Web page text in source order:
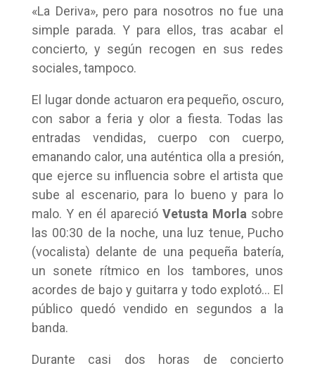
«La Deriva», pero para nosotros no fue una
simple parada. Y para ellos, tras acabar el
concierto, y según recogen en sus redes
sociales, tampoco.
El lugar donde actuaron era pequeño, oscuro,
con sabor a feria y olor a fiesta. Todas las
entradas vendidas, cuerpo con cuerpo,
emanando calor, una auténtica olla a presión,
que ejerce su influencia sobre el artista que
sube al escenario, para lo bueno y para lo
malo. Y en él aparecióVetusta Morla sobre
las 00:30 de la noche, una luz tenue, Pucho
(vocalista) delante de una pequeña batería,
un sonete rítmico en los tambores, unos
acordes de bajo y guitarra y todo explotó… El
público quedó vendido en segundos a la
banda.
Durante casi dos horas de concierto